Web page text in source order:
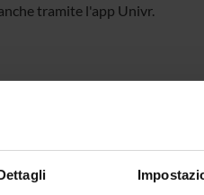
tramite l'app Univr.